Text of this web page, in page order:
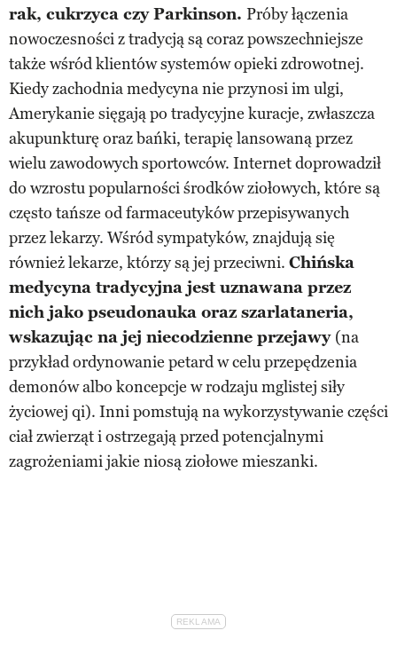
rak, cukrzyca czy Parkinson. Próby łączenia
nowoczesności z tradycją są coraz powszechniejsze
także wśród klientów systemów opieki zdrowotnej.
Kiedy zachodnia medycyna nie przynosi im ulgi,
Amerykanie sięgają po tradycyjne kuracje, zwłaszcza
akupunkturę oraz bańki, terapię lansowaną przez
wielu zawodowych sportowców. Internet doprowadził
do wzrostu popularności środków ziołowych, które są
często tańsze od farmaceutyków przepisywanych
przez lekarzy. Wśród sympatyków, znajdują się
również lekarze, którzy są jej przeciwni. Chińska
medycyna tradycyjna jest uznawana przez
nich jako pseudonauka oraz szarlataneria,
wskazując na jej niecodzienne przejawy (na
przykład ordynowanie petard w celu przepędzenia
demonów albo koncepcje w rodzaju mglistej siły
życiowej qi). Inni pomstują na wykorzystywanie części
ciał zwierząt i ostrzegają przed potencjalnymi
zagrożeniami jakie niosą ziołowe mieszanki.